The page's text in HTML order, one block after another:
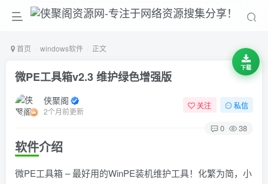
首页 windows软件 正文
微PE工具箱v2.3 维护绿色增强版
侠聚阁
2个月前更新
关注 私信
0 38
软件介绍
微PE工具箱 – 最好用的WinPE装机维护工具！化繁为简，小
下载